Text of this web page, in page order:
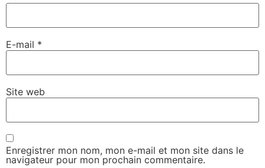
E-mail *
Site web
Enregistrer mon nom, mon e-mail et mon site dans le
navigateur pour mon prochain commentaire.